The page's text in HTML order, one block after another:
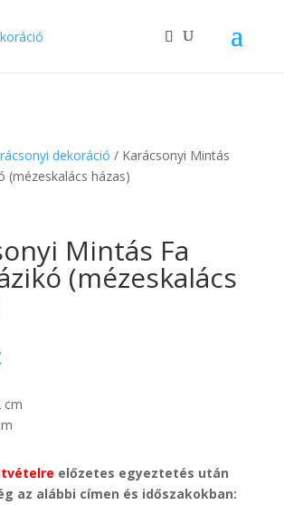
dekoráció / Karácsonyi Mintás
(mézeskalács házas)
Mintás Fa
(mézeskalács
cm
előzetes egyeztetés után
az alábbi címen és időszakokban: